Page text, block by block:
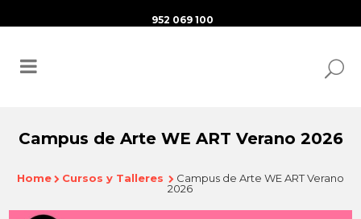
952 069 100
Campus de Arte WE ART Verano 2026
Home Cursos y Talleres
Campus de Arte WE ART Verano
2026